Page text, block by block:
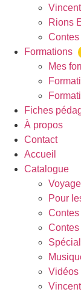
Rions
Contes
Formations
Mes
Fiches
À propos
Contact
Accueil
Catalogue
Pour
Vidéos